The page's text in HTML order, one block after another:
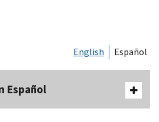
English Español
Español